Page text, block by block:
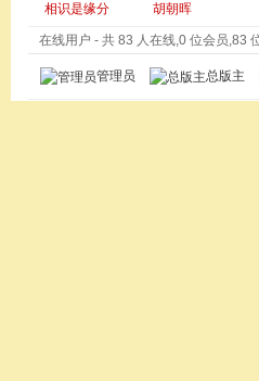
相识是缘分 胡朝晖
在线用户 - 共 83 人在线,0 位会员,83
管理员 总版主